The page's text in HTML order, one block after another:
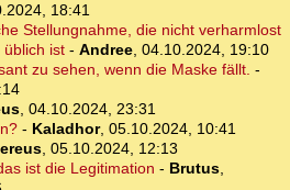
18:41
Stellungnahme, die nicht verharmlost
üblich ist - Andree, 04.10.2024, 19:10
zu sehen, wenn die Maske fällt. -
, 04.10.2024, 23:31
- Kaladhor, 05.10.2024, 10:41
, 05.10.2024, 12:13
ist die Legitimation - Brutus,